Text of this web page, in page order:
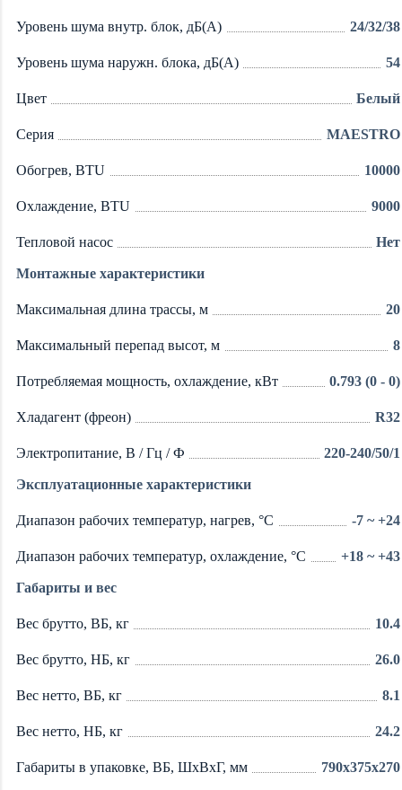
Уровень шума внутр. блок, дБ(А) 24/32/38
Уровень шума наружн. блока, дБ(А) 54
Цвет Белый
Серия MAESTRO
Обогрев, BTU 10000
Охлаждение, BTU 9000
Тепловой насос Нет
Монтажные характеристики
Максимальная длина трассы, м 20
Максимальный перепад высот, м 8
Потребляемая мощность, охлаждение, кВт 0.793 (0 - 0)
Хладагент (фреон) R32
Электропитание, В / Гц / Ф 220-240/50/1
Эксплуатационные характеристики
Диапазон рабочих температур, нагрев, °C -7 ~ +24
Диапазон рабочих температур, охлаждение, °C +18 ~ +43
Габариты и вес
Вес брутто, ВБ, кг 10.4
Вес брутто, НБ, кг 26.0
Вес нетто, ВБ, кг 8.1
Вес нетто, НБ, кг 24.2
Габариты в упаковке, ВБ, ШxВxГ, мм 790x375x270